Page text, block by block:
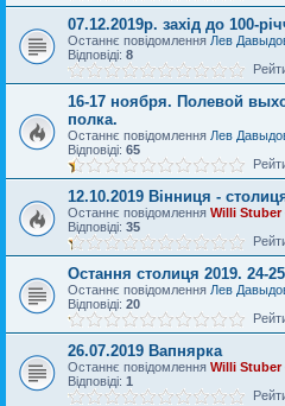
07.12.2019р. захід до 100-
Останнє повідомлення Лев
Відповіді: 8
16-17 ноября. Полевой
полка.
Останнє повідомлення Лев
Відповіді: 65
12.10.2019 Вінниця -
Останнє повідомлення Willi Stuber
Відповіді: 35
Остання столиця 2019. 24-
Останнє повідомлення Лев
Відповіді: 20
26.07.2019 Вапнярка
Останнє повідомлення Willi Stuber
Відповіді: 1